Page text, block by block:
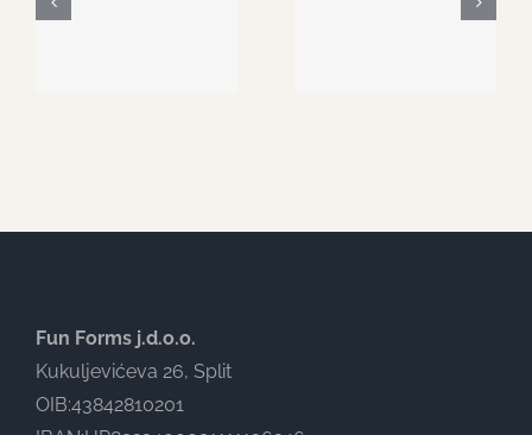
Fun Forms j.d.o.o.
Kukuljevićeva 26, Split
OIB:43842810201